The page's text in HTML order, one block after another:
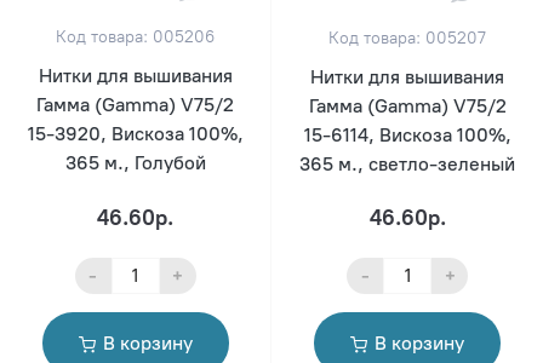
Код товара: 005206
Нитки для вышивания
Гамма (Gamma) V75/2
15-3920, Вискоза 100%,
365 м., Голубой
46.60р.
- +
В корзину
Код товара: 005207
Нитки для вышивания
Гамма (Gamma) V75/2
15-6114, Вискоза 100%,
365 м., светло-зеленый
46.60р.
- +
В корзину